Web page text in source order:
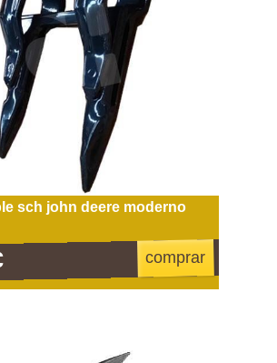
sch john deere moderno
comprar